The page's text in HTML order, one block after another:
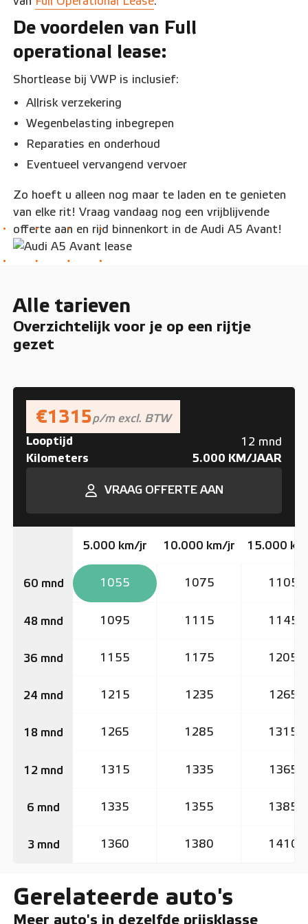
De voordelen van Full
operational lease:
Shortlease bij VWP is inclusief:
Allrisk verzekering
Wegenbelasting inbegrepen
Reparaties en onderhoud
Eventueel vervangend vervoer
Zo hoeft u alleen nog maar te laden en te genieten
van elke rit! Vraag vandaag nog een vrijblijvende
offerte aan en rijd binnenkort in de Audi A5 Avant!
Alle tarieven
Overzichtelijk voor je op een rijtje
gezet
€1315p/m excl. BTW
Looptijd
12 mnd
Kilometers 5.000 KM/JAAR
VRAAG OFFERTE AAN
60 mnd
48 mnd
36 mnd
24 mnd
18 mnd
12 mnd
6 mnd
3 mnd
5.000 km/jr 10.000 km/jr 15.000
1055 1075 1105
1095 1115 1145
1155 1175 1205
1215 1235 1265
1265 1285 1315
1315 1335 1365
1335 1355 1385
1360 1380 1410
Gerelateerde auto's
Meer auto's in dezelfde prijsklasse